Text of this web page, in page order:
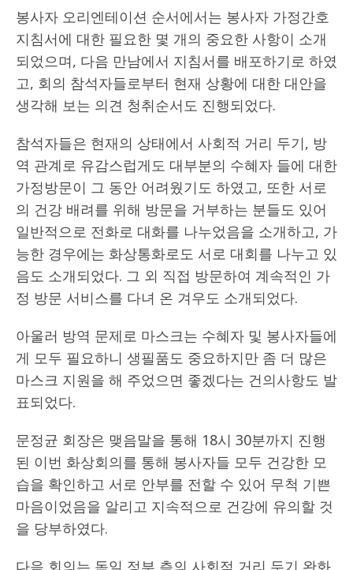
봉사자 오리엔테이션 순서에서는 봉사자 가정간호
지침서에 대한 필요한 몇 개의 중요한 사항이 소개
되었으며, 다음 만남에서 지침서를 배포하기로 하였
고, 회의 참석자들로부터 현재 상황에 대한 대안을
생각해 보는 의견 청취순서도 진행되었다.
참석자들은 현재의 상태에서 사회적 거리 두기, 방
역 관계로 유감스럽게도 대부분의 수혜자 들에 대한
가정방문이 그 동안 어려웠기도 하였고, 또한 서로
의 건강 배려를 위해 방문을 거부하는 분들도 있어
일반적으로 전화로 대화를 나누었음을 소개하고, 가
능한 경우에는 화상통화로도 서로 대회를 나누고 있
음도 소개되었다. 그 외 직접 방문하여 계속적인 가
정 방문 서비스를 다녀 온 겨우도 소개되었다.
아울러 방역 문제로 마스크는 수혜자 및 봉사자들에
게 모두 필요하니 생필품도 중요하지만 좀 더 많은
마스크 지원을 해 주었으면 좋겠다는 건의사항도 발
표되었다.
문정균 회장은 맺음말을 통해 18시 30분까지 진행
된 이번 화상회의를 통해 봉사자들 모두 건강한 모
습을 확인하고 서로 안부를 전할 수 있어 무척 기쁜
마음이었음을 알리고 지속적으로 건강에 유의할 것
을 당부하였다.
다음 회의는 독일 정부 측의 사회적 거리 두기 완화